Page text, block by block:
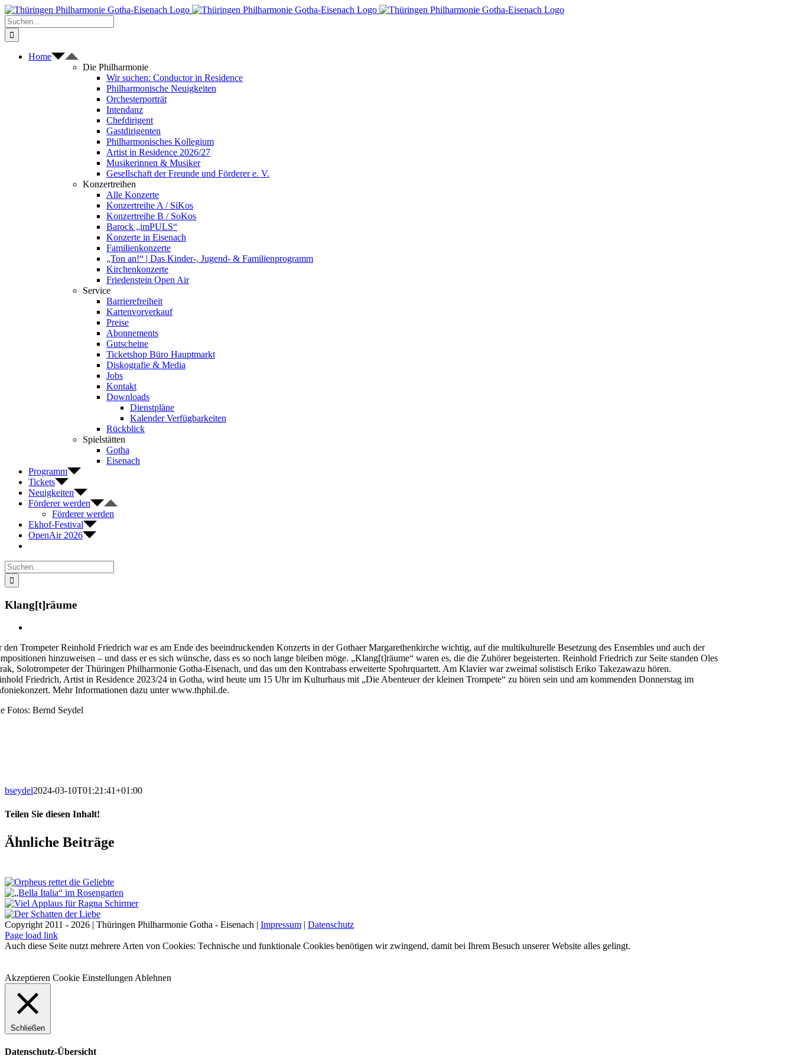
Zum
Inhalt
springen
Suche
nach:
Home
Die Philharmonie
Wir suchen: Conductor in Residence
Philharmonische Neuigkeiten
Orchesterporträt
Intendanz
Chefdirigent
Gastdirigenten
Philharmonisches Kollegium
Artist in Residence 2026/27
Musikerinnen & Musiker
Gesellschaft der Freunde und Förderer e. V.
Konzertreihen
Alle Konzerte
Konzertreihe A / SiKos
Konzertreihe B / SoKos
Barock „imPULS“
Konzerte in Eisenach
Familienkonzerte
„Ton an!“ | Das Kinder-, Jugend- & Familienprogramm
Kirchenkonzerte
Friedenstein Open Air
Service
Barrierefreiheit
Kartenvorverkauf
Preise
Abonnements
Gutscheine
Ticketshop Büro Hauptmarkt
Diskografie & Media
Jobs
Kontakt
Downloads
Dienstpläne
Kalender Verfügbarkeiten
Rückblick
Spielstätten
Gotha
Eisenach
Programm
Tickets
Neuigkeiten
Förderer werden
Förderer werden
Ekhof-Festival
OpenAir 2026
Suche
nach:
Klang[t]räume
Bild
den Trompeter Reinhold Friedrich war es am Ende des beeindruckenden Konzerts in der Gothaer Margarethenkirche wichtig, auf die multikulturelle Besetzung des Ensembles und auch der
hinzuweisen – und dass er es sich wünsche, dass es so noch lange bleiben möge. „Klang[t]räume“ waren es, die die Zuhörer begeisterten. Reinhold Friedrich zur Seite standen Oles
Solotrompeter der Thüringen Philharmonie Gotha-Eisenach, und das um den Kontrabass erweiterte Spohrquartett. Am Klavier war zweimal solistisch Eriko Takezawazu hören.
Friedrich, Artist in Residence 2023/24 in Gotha, wird heute um 15 Uhr im Kulturhaus mit „Die Abenteuer der kleinen Trompete“ zu hören sein und am kommenden Donnerstag im
Mehr Informationen dazu unter www.thphil.de.
Fotos: Bernd Seydel
bseydel2024-03-10T01:21:41+01:00
Teilen Sie diesen Inhalt!
Facebook
X
LinkedIn
E-
Mail
Ähnliche Beiträge
Copyright 2011 - 2026 | Thüringen Philharmonie Gotha - Eisenach | Impressum | Datenschutz
Facebook
Instagram
WhatsApp
YouTube
E-
Mail
Telefon
Page load link
Auch diese Seite nutzt mehrere Arten von Cookies: Technische und funktionale Cookies benötigen wir zwingend, damit bei Ihrem Besuch unserer Website alles gelingt.
Akzeptieren Cookie Einstellungen Ablehnen
Schließen
Datenschutz-Übersicht